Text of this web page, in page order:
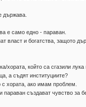
държава.
е само едно - параван.
власт и богатства, защото
хората, който са сгазили
а съдят институциите?
с хората, ако имам проблем.
създават чувство за